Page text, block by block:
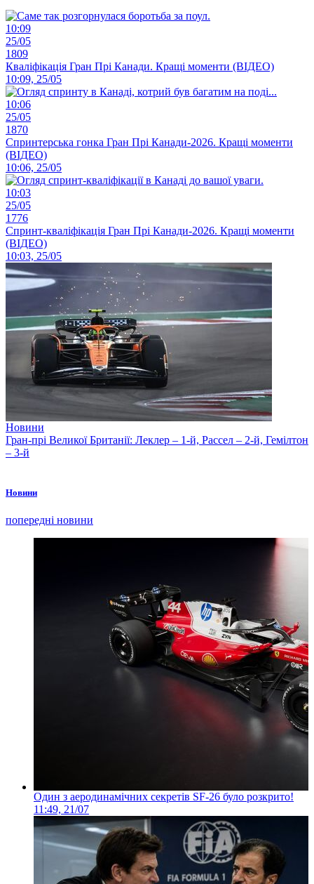
10:09
25/05
1809
Кваліфікація Гран Прі Канади. Кращі моменти (ВІДЕО)
10:09, 25/05
10:06
25/05
1870
Спринтерська гонка Гран Прі Канади-2026. Кращі моменти
(ВІДЕО)
10:06, 25/05
10:03
25/05
1776
Спринт-кваліфікація Гран Прі Канади-2026. Кращі моменти
(ВІДЕО)
10:03, 25/05
Новини
Гран-прі Великої Британії: Леклер – 1-й, Рассел – 2-й, Гемілтон
– 3-й
Новини
попередні новини
Один з аеродинамічних секретів SF-26 було розкрито!
11:49, 21/07